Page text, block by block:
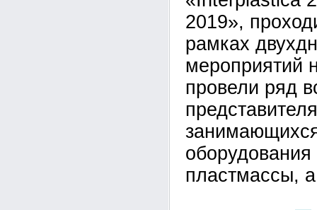
2019»,
рамках
мероприятий
провели ряд
пластмассы,